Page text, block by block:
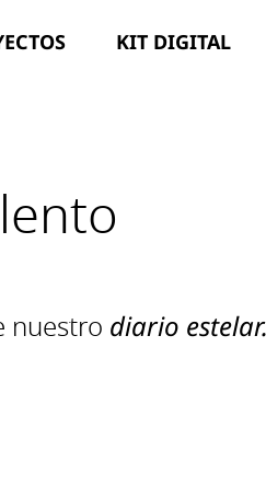
KIT DIGITAL
nuestro diario estelar.